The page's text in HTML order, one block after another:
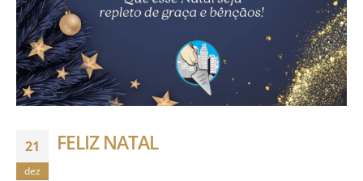
21
dez
FELIZ NATAL